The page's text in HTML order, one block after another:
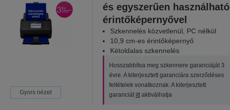
Gyors nézet
és egyszerűen használható
érintőképernyővel
Szkennelés közvetlenül, PC nélkül
10,9 cm-es érintőképernyő
Kétoldalas szkennelés
Hosszabbítsa meg szkennere garanciáját 3
évre. A kiterjesztett garanciára szerződéses
feltételek vonatkoznak. A kiterjesztett
garanciát ittaktiválhatja